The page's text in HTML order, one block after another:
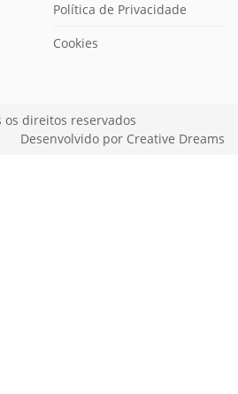
Política de Privacidade
Cookies
direitos reservados
Desenvolvido por Creative Dreams